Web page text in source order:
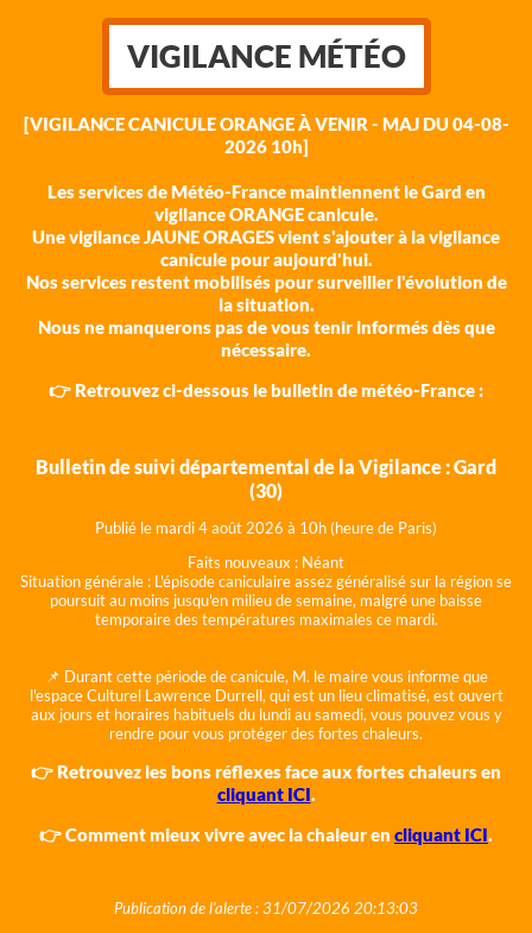
VIGILANCE MÉTÉO
[VIGILANCE CANICULE ORANGE À VENIR - MAJ DU 04-08-
2026 10h]
Les services de Météo-France maintiennent le Gard en
vigilance ORANGE canicule.
Une vigilance JAUNE ORAGES vient s'ajouter à la vigilance
canicule pour aujourd'hui.
Nos services restent mobilisés pour surveiller l'évolution de
la situation.
Nous ne manquerons pas de vous tenir informés dès que
nécessaire.
👉 Retrouvez ci-dessous le bulletin de météo-France :
Bulletin de suivi départemental de la Vigilance : Gard
(30)
Publié le mardi 4 août 2026 à 10h (heure de Paris)
Faits nouveaux : Néant
Situation générale : L'épisode caniculaire assez généralisé sur la région se
poursuit au moins jusqu'en milieu de semaine, malgré une baisse
temporaire des températures maximales ce mardi.
📌 Durant cette période de canicule, M. le maire vous informe que
l'espace Culturel Lawrence Durrell, qui est un lieu climatisé, est ouvert
aux jours et horaires habituels du lundi au samedi, vous pouvez vous y
rendre pour vous protéger des fortes chaleurs.
👉 Retrouvez les bons réflexes face aux fortes chaleurs en
cliquant ICI.
👉 Comment mieux vivre avec la chaleur en cliquant ICI.
Publication de l'alerte : 31/07/2026 20:13:03